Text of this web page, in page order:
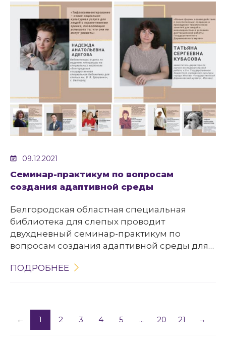
09.12.2021
Семинар-практикум по вопросам
создания адаптивной среды
Белгородская областная специальная
библиотека для слепых проводит
двухдневный семинар-практикум по
вопросам создания адаптивной среды для
ПОДРОБНЕЕ
← 1 2 3 4 5 ... 20 21 →